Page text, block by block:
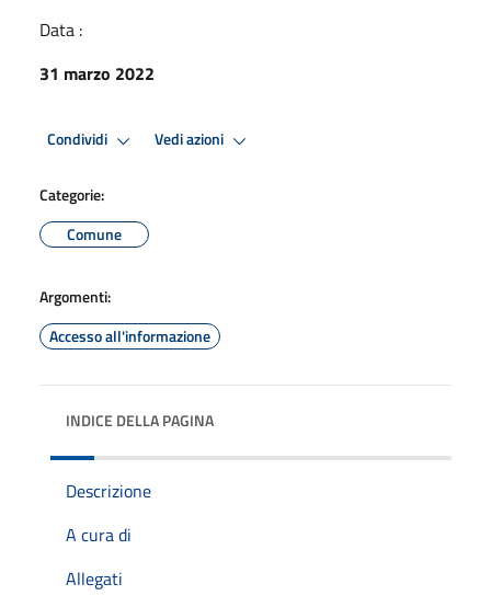
Data :
31 marzo 2022
Condividi Vedi azioni
Categorie:
Comune
Argomenti:
Accesso all'informazione
INDICE DELLA PAGINA
Descrizione
A cura di
Allegati